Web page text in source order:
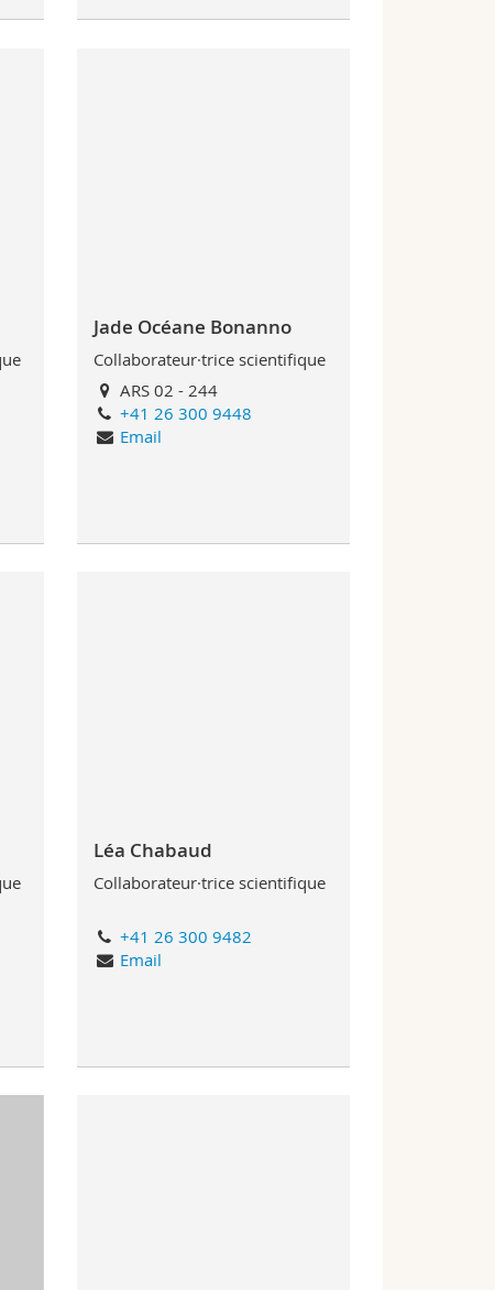
Jade Océane Bonanno
Collaborateur·trice scientifique
ARS 02 - 244
+41 26 300 9448
Email
Léa Chabaud
Collaborateur·trice scientifique
+41 26 300 9482
Email